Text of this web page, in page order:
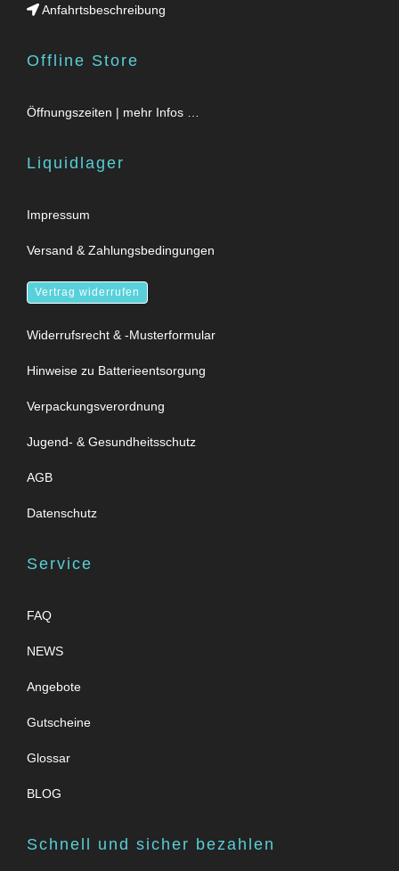
Anfahrtsbeschreibung
Offline Store
Öffnungszeiten | mehr Infos …
Liquidlager
Impressum
Versand & Zahlungsbedingungen
Vertrag widerrufen
Widerrufsrecht & -Musterformular
Hinweise zu Batterieentsorgung
Verpackungsverordnung
Jugend- & Gesundheitsschutz
AGB
Datenschutz
Service
FAQ
NEWS
Angebote
Gutscheine
Glossar
BLOG
Schnell und sicher bezahlen